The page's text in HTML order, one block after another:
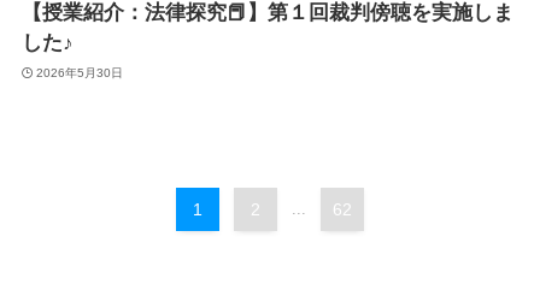
【授業紹介：法律探究📕】第１回裁判傍聴を実施しま
した♪
2026年5月30日
1 2 ... 62